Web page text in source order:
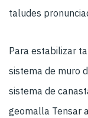
taludes
Para estabilizar
sistema de muro
sistema de
geomalla Tensar